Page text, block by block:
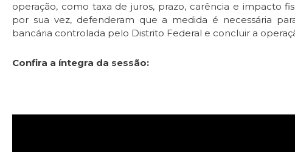
operação, como taxa de juros, prazo, carência e impacto
por sua vez, defenderam que a medida é necessária
bancária controlada pelo Distrito Federal e concluir a
Confira a íntegra da sessão: